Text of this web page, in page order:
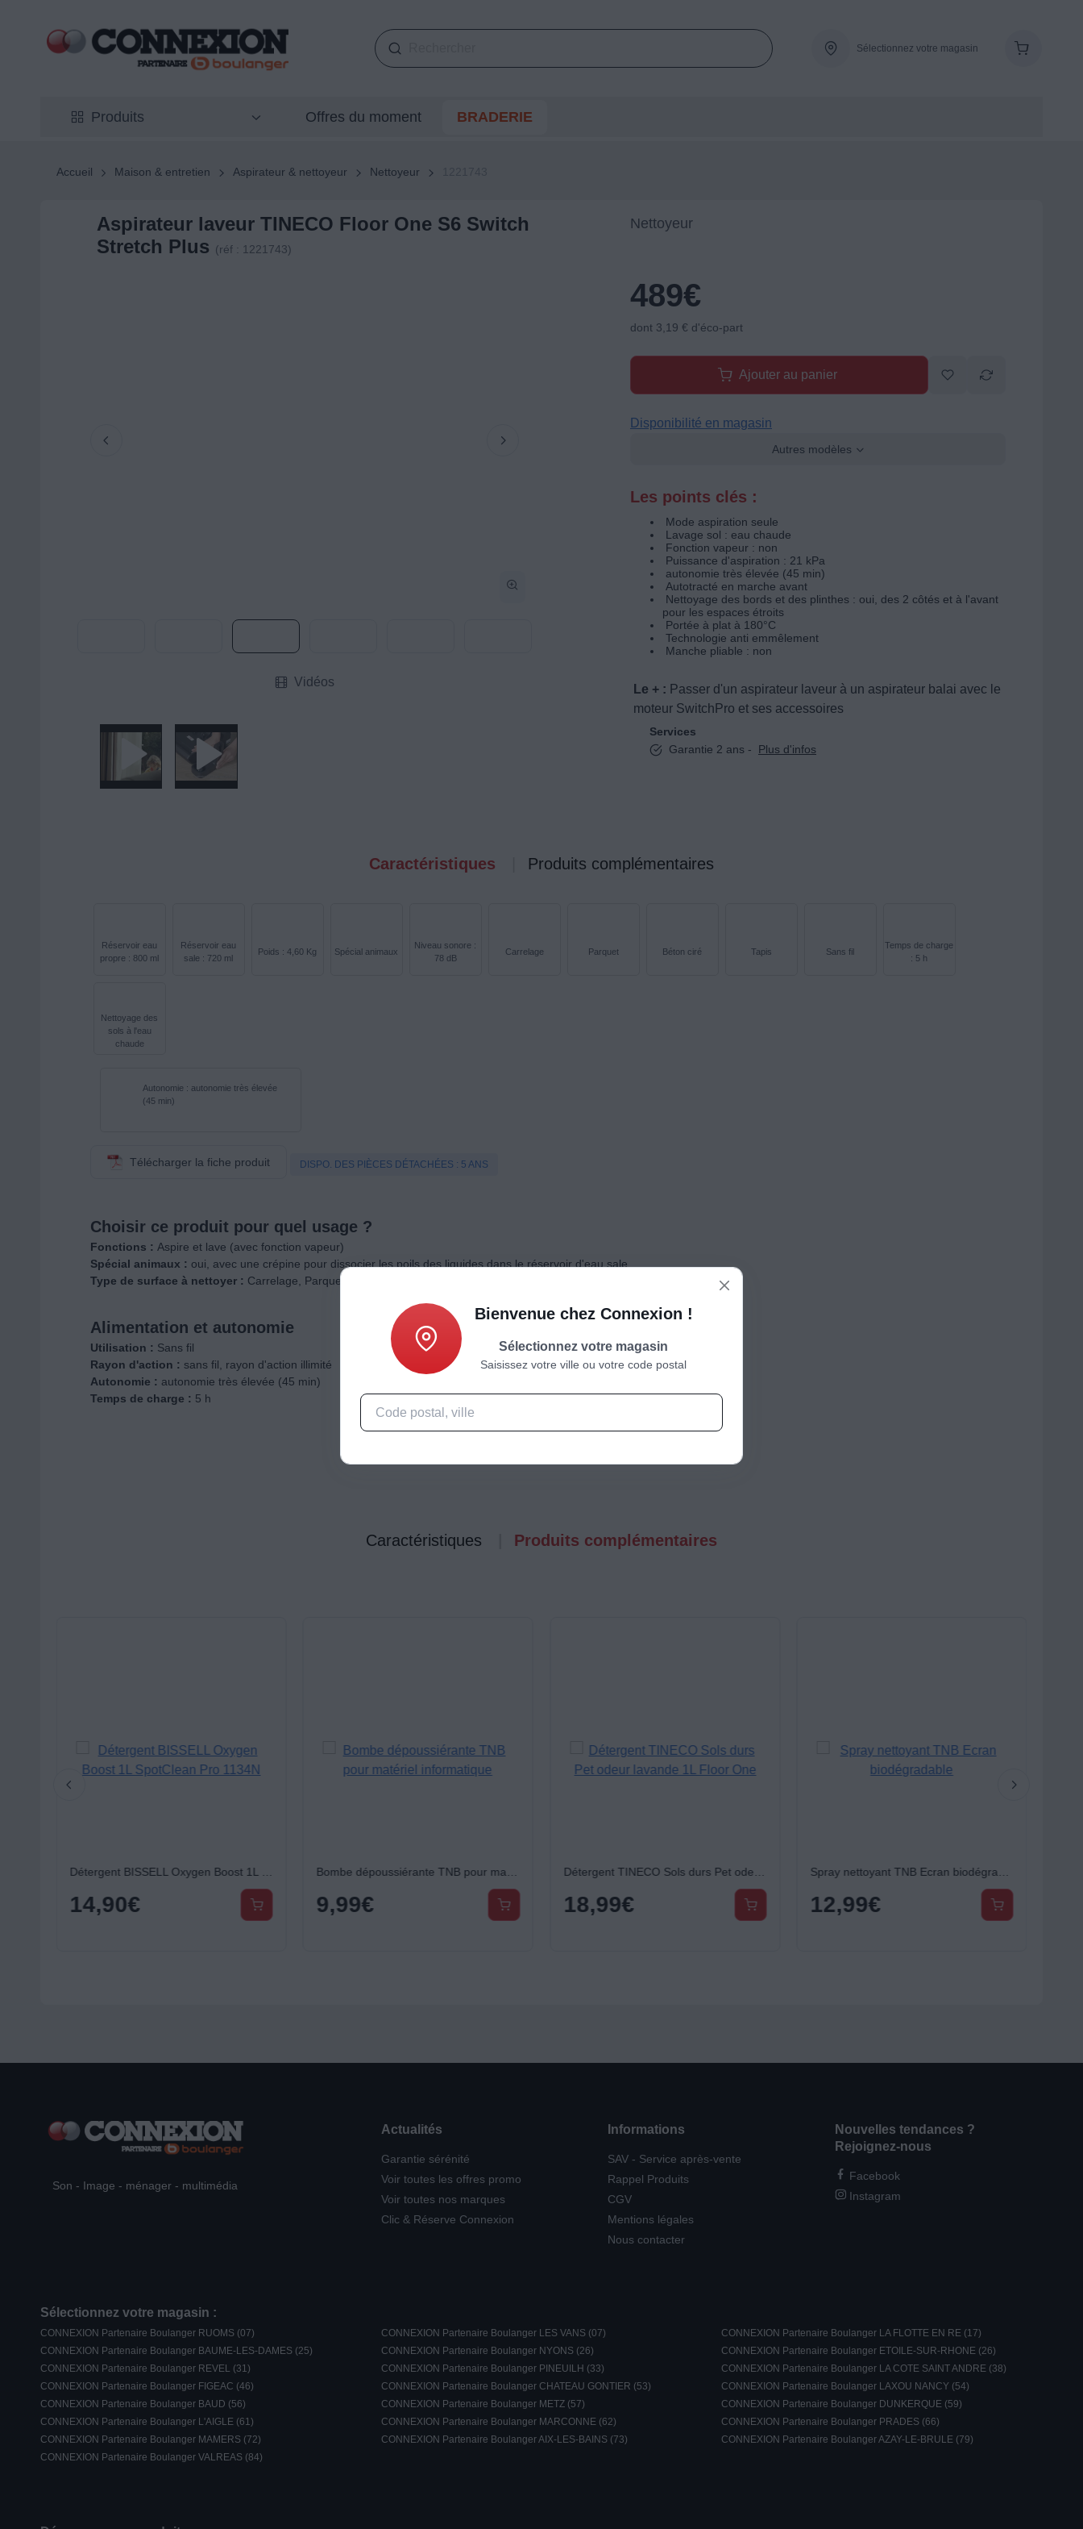
Sélectionnez votre magasin
Produits Offres du moment BRADERIE
Accueil Maison & entretien Aspirateur & nettoyeur Nettoyeur
Aspirateur laveur TINECO Floor One S6 Switch
Stretch Plus (réf : 1221743)
Nettoyeur
Vidéos
489€
dont 3,19 € d'éco-part
Ajouter au panier
Disponibilité en magasin
Autres modèles
Les points clés :
Mode aspiration seule
Lavage sol : eau chaude
Fonction vapeur : non
Puissance d'aspiration : 21 kPa
autonomie très élevée (45 min)
Autotracté en marche avant
Nettoyage des bords et des plinthes : oui, des 2 côtés et à l'avant
pour les espaces étroits
Portée à plat à 180°C
Technologie anti emmêlement
Manche pliable : non
Le + : Passer d'un aspirateur laveur à un aspirateur balai avec le
moteur SwitchPro et ses accessoires
Services
Garantie 2 ans -
Plus d'infos
Caractéristiques Produits complémentaires
Réservoir eau
propre : 800 ml
Réservoir eau
sale : 720 ml
Poids : 4,60 Kg Spécial animaux
Niveau sonore :
78 dB
Carrelage Parquet Béton ciré Tapis Sans fil
Temps de charge
: 5 h
Nettoyage des
sols à l'eau
chaude
Autonomie : autonomie très élevée
(45 min)
Télécharger la fiche produit DISPO. DES PIÈCES DÉTACHÉES : 5 ANS
Choisir ce produit pour quel usage ?
Fonctions : Aspire et lave (avec fonction vapeur)
Spécial animaux : oui, avec une crépine pour dissocier les poils des liquides dans le réservoir d'eau sale
Type de surface à nettoyer : Carrelage, Parquet, Béton ciré, Tapis, Spécial animaux
Alimentation et autonomie
Utilisation : Sans fil
Rayon d'action : sans fil, rayon d'action illimité
Autonomie : autonomie très élevée (45 min)
Temps de charge : 5 h
Caractéristiques Produits complémentaires
Détergent BISSELL Oxygen Boost 1L SpotClean Pro 1134N
14,90€
Bombe dépoussiérante TNB pour matériel informatique
9,99€
Détergent TINECO Sols durs Pet odeur lavande 1L Floor One
18,99€
Spray nettoyant TNB Ecran biodégradable
12,99€
Son - Image - ménager - multimédia
Actualités
Garantie sérénité
Voir toutes les offres promo
Voir toutes nos marques
Clic & Réserve Connexion
Informations
SAV - Service après-vente
Rappel Produits
CGV
Mentions légales
Nous contacter
Nouvelles tendances ?
Rejoignez-nous
Facebook
Instagram
Sélectionnez votre magasin :
CONNEXION Partenaire Boulanger RUOMS (07) CONNEXION Partenaire Boulanger LES VANS (07)
CONNEXION Partenaire Boulanger LA FLOTTE EN RE (17)
CONNEXION Partenaire Boulanger BAUME-LES-DAMES (25)
CONNEXION Partenaire Boulanger NYONS (26)
CONNEXION Partenaire Boulanger ETOILE-SUR-RHONE (26)
CONNEXION Partenaire Boulanger REVEL (31)
CONNEXION Partenaire Boulanger PINEUILH (33)
CONNEXION Partenaire Boulanger LA COTE SAINT ANDRE (38)
CONNEXION Partenaire Boulanger FIGEAC (46)
CONNEXION Partenaire Boulanger CHATEAU GONTIER (53)
CONNEXION Partenaire Boulanger LAXOU NANCY (54)
CONNEXION Partenaire Boulanger BAUD (56)
CONNEXION Partenaire Boulanger METZ (57)
CONNEXION Partenaire Boulanger DUNKERQUE (59)
CONNEXION Partenaire Boulanger L'AIGLE (61)
CONNEXION Partenaire Boulanger MARCONNE (62)
CONNEXION Partenaire Boulanger PRADES (66)
CONNEXION Partenaire Boulanger MAMERS (72)
CONNEXION Partenaire Boulanger AIX-LES-BAINS (73)
CONNEXION Partenaire Boulanger AZAY-LE-BRULE (79)
CONNEXION Partenaire Boulanger VALREAS (84)
Bienvenue chez Connexion !
Sélectionnez votre magasin
Saisissez votre ville ou votre code postal